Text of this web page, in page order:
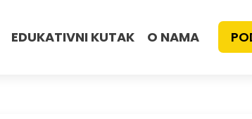
EDUKATIVNI KUTAK O NAMA